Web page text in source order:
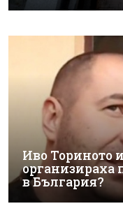
Иво Ториното
организираха
в България?